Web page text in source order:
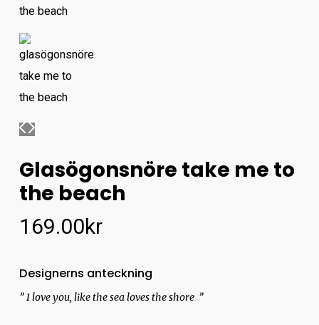
Glasögonsnöre take me to
the beach
169.00kr
Designerns anteckning
” I love you, like the sea loves the shore ”